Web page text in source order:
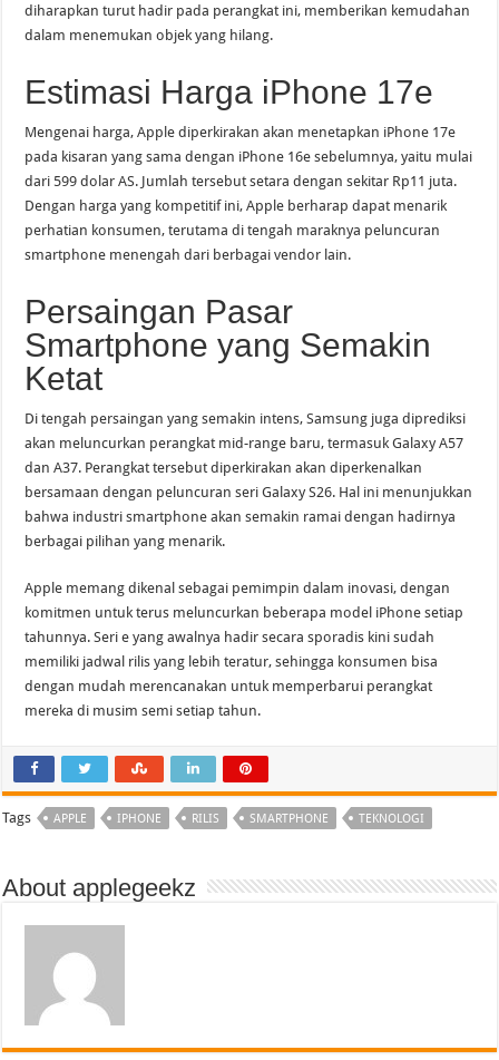
diharapkan turut hadir pada perangkat ini, memberikan kemudahan
dalam menemukan objek yang hilang.
Estimasi Harga iPhone 17e
Mengenai harga, Apple diperkirakan akan menetapkan iPhone 17e
pada kisaran yang sama dengan iPhone 16e sebelumnya, yaitu mulai
dari 599 dolar AS. Jumlah tersebut setara dengan sekitar Rp11 juta.
Dengan harga yang kompetitif ini, Apple berharap dapat menarik
perhatian konsumen, terutama di tengah maraknya peluncuran
smartphone menengah dari berbagai vendor lain.
Persaingan Pasar
Smartphone yang Semakin
Ketat
Di tengah persaingan yang semakin intens, Samsung juga diprediksi
akan meluncurkan perangkat mid-range baru, termasuk Galaxy A57
dan A37. Perangkat tersebut diperkirakan akan diperkenalkan
bersamaan dengan peluncuran seri Galaxy S26. Hal ini menunjukkan
bahwa industri smartphone akan semakin ramai dengan hadirnya
berbagai pilihan yang menarik.
Apple memang dikenal sebagai pemimpin dalam inovasi, dengan
komitmen untuk terus meluncurkan beberapa model iPhone setiap
tahunnya. Seri e yang awalnya hadir secara sporadis kini sudah
memiliki jadwal rilis yang lebih teratur, sehingga konsumen bisa
dengan mudah merencanakan untuk memperbarui perangkat
mereka di musim semi setiap tahun.
Tags APPLE IPHONE RILIS SMARTPHONE TEKNOLOGI
About applegeekz